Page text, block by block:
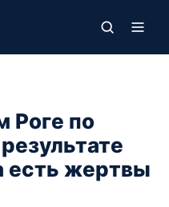
Роге по
есть жертвы